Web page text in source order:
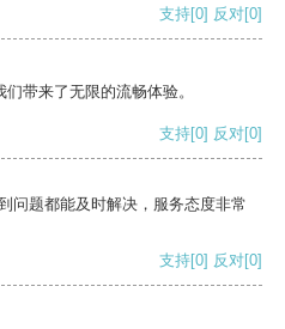
支持[0] 反对[0]
带来了无限的流畅体验。
支持[0] 反对[0]
问题都能及时解决，服务态度非常
支持[0] 反对[0]